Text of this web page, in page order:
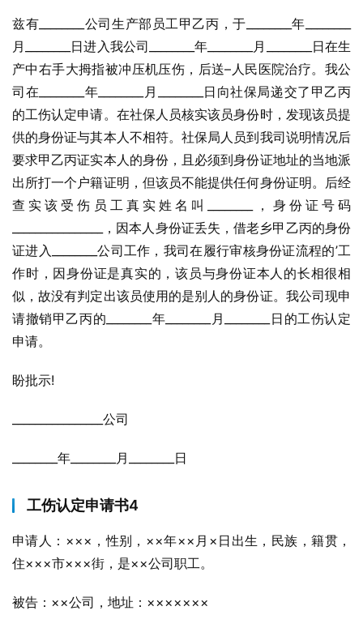
兹有________公司生产部员工甲乙丙，于________年________
月________日进入我公司________年________月________日在生
产中右手大拇指被冲压机压伤，后送–人民医院治疗。我公
司在________年________月________日向社保局递交了甲乙丙
的工伤认定申请。在社保人员核实该员身份时，发现该员提
供的身份证与其本人不相符。社保局人员到我司说明情况后
要求甲乙丙证实本人的身份，且必须到身份证地址的当地派
出所打一个户籍证明，但该员不能提供任何身份证明。后经
查实该受伤员工真实姓名叫________，身份证号码
________________，因本人身份证丢失，借老乡甲乙丙的身份
证进入________公司工作，我司在履行审核身份证流程的’工
作时，因身份证是真实的，该员与身份证本人的长相很相
似，故没有判定出该员使用的是别人的身份证。我公司现申
请撤销甲乙丙的________年________月________日的工伤认定
申请。
盼批示!
________________公司
________年________月________日
工伤认定申请书4
申请人：×××，性别，××年××月×日出生，民族，籍贯，
住×××市×××街，是××公司职工。
被告：××公司，地址：×××××××